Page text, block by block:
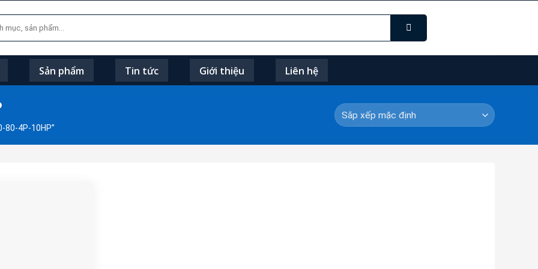
Sản phẩm Tin tức Giới thiệu Liên hệ
80-4P-10HP”